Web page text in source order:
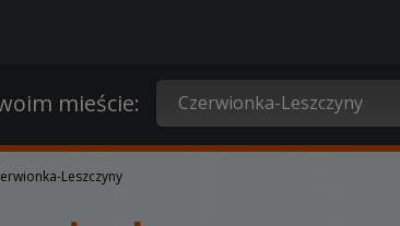
mieście:
Leszczyny